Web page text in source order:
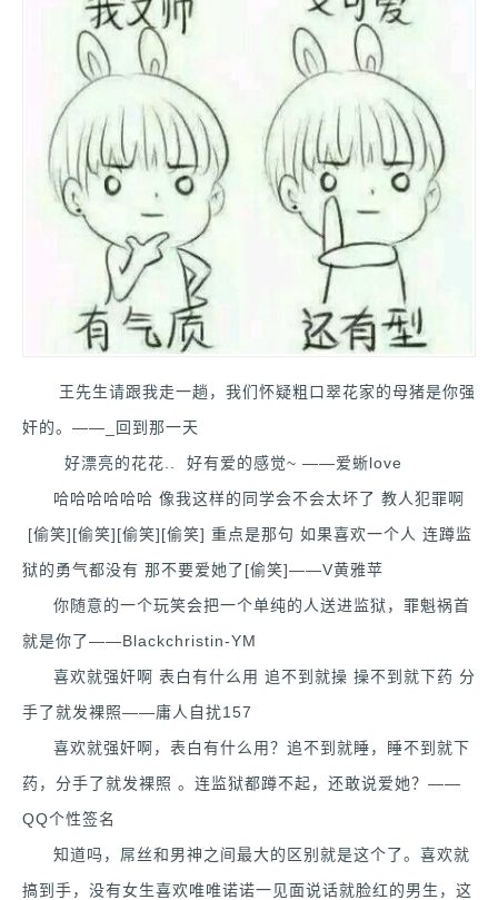
王先生请跟我走一趟，我们怀疑粗口翠花家的母猪是你强
奸的。——_回到那一天
好漂亮的花花.. 好有爱的感觉~ ——爱蜥love
哈哈哈哈哈哈 像我这样的同学会不会太坏了 教人犯罪啊
[偷笑][偷笑][偷笑][偷笑] 重点是那句 如果喜欢一个人 连蹲监
狱的勇气都没有 那不要爱她了[偷笑]——V黄雅苹
你随意的一个玩笑会把一个单纯的人送进监狱，罪魁祸首
就是你了——Blackchristin-YM
喜欢就强奸啊 表白有什么用 追不到就操 操不到就下药 分
手了就发裸照——庸人自扰157
喜欢就强奸啊，表白有什么用？追不到就睡，睡不到就下
药，分手了就发裸照 。连监狱都蹲不起，还敢说爱她？——
QQ个性签名
知道吗，屌丝和男神之间最大的区别就是这个了。喜欢就
搞到手，没有女生喜欢唯唯诺诺一见面说话就脸红的男生，这